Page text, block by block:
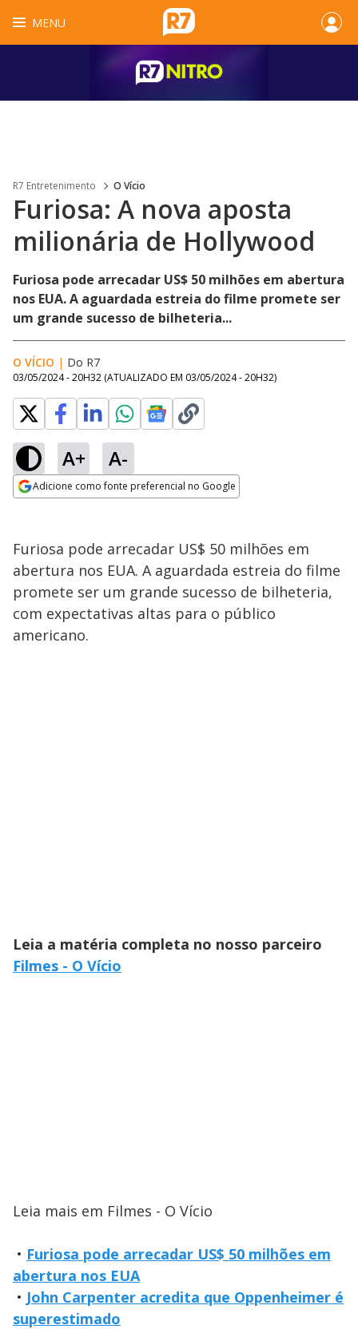
MENU
R7 Entretenimento O Vício
Furiosa: A nova aposta
milionária de Hollywood
Furiosa pode arrecadar US$ 50 milhões em abertura
nos EUA. A aguardada estreia do filme promete ser
um grande sucesso de bilheteria...
O VÍCIO | Do R7
03/05/2024 - 20H32 (ATUALIZADO EM 03/05/2024 - 20H32)
A+ A-
Adicione como fonte preferencial no Google
Furiosa pode arrecadar US$ 50 milhões em
abertura nos EUA. A aguardada estreia do filme
promete ser um grande sucesso de bilheteria,
com expectativas altas para o público
americano.
Leia a matéria completa no nosso parceiro
Filmes - O Vício
Leia mais em Filmes - O Vício
• Furiosa pode arrecadar US$ 50 milhões em
abertura nos EUA
• John Carpenter acredita que Oppenheimer é
superestimado